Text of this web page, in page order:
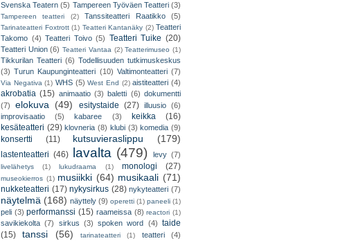
Svenska Teatern (5) Tampereen Työväen Teatteri (3)
Tampereen teatteri (2) Tanssiteatteri Raatikko (5)
Tarinateatteri Foxtrott (1) Teatteri Kantanäky (2) Teatteri
Takomo (4) Teatteri Toivo (5) Teatteri Tuike (20)
Teatteri Union (6) Teatteri Vantaa (2) Teatterimuseo (1)
Tikkurilan Teatteri (6) Todellisuuden tutkimuskeskus
(3) Turun Kaupunginteatteri (10) Valtimonteatteri (7)
Via Negativa (1) WHS (5) West End (2) aistiteatteri (4)
akrobatia (15) animaatio (3) baletti (6) dokumentti
(7)
elokuva (49) esitystaide (27) illuusio (6)
improvisaatio
(5) kabaree (3) keikka
(16)
kesäteatteri (29) klovneria (8) klubi (3) komedia (9)
konsertti (11) kutsuvieraslippu (179)
lastenteatteri (46) lavalta (479) levy (7)
livelähetys (1) lukudraama (1) monologi (27)
museokierros (1) musiikki (64) musikaali (71)
nukketeatteri (17) nykysirkus (28) nykyteatteri (7)
näytelmä (168) näyttely (9) operetti (1) paneeli (1)
peli (3) performanssi (15) raameissa (8) reactori (1)
savikiekolta (7) sirkus (3) spoken word (4) taide
(15)
tanssi (56) tarinateatteri (1) teatteri (4)